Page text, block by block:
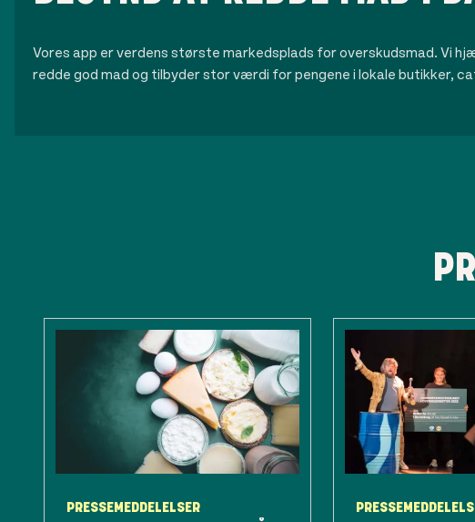
Vores app er verdens største markedsplads for overskudsmad. Vi
redde god mad og tilbyder stor værdi for pengene i lokale butikker,
PRESSEMEDDELELSER